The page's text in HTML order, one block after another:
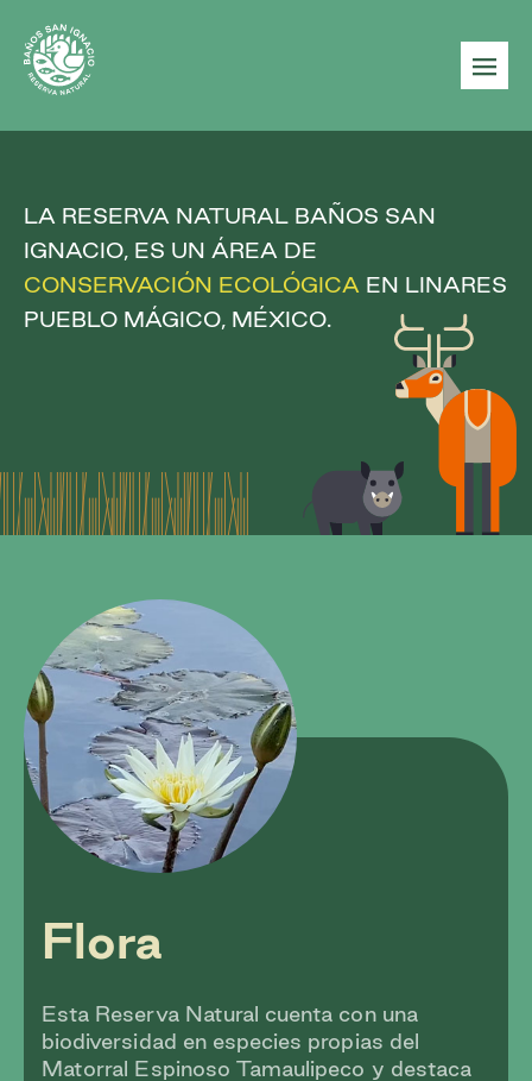
|||
LA RESERVA NATURAL BAÑOS SAN
IGNACIO, ES UN ÁREA DE
CONSERVACIÓN ECOLÓGICA EN LINARES
PUEBLO MÁGICO, MÉXICO.
Flora
Esta Reserva Natural cuenta con una
biodiversidad en especies propias del
Matorral Espinoso Tamaulipeco y destaca